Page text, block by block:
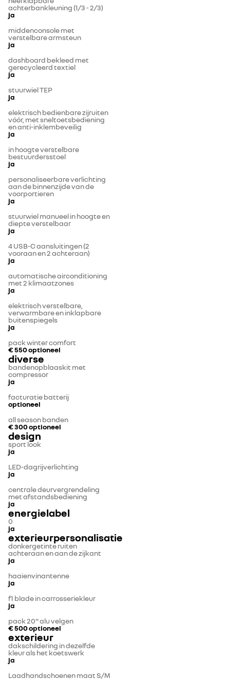
achterbankleuning (1/3 - 2/3)
ja
middenconsole met
verstelbare armsteun
ja
dashboard bekleed met
gerecycleerd textiel
ja
stuurwiel TEP
ja
elektrisch bedienbare zijruiten
vóór, met sneltoetsbediening
en anti-inklembeveilig
ja
in hoogte verstelbare
bestuurdersstoel
ja
personaliseerbare verlichting
aan de binnenzijde van de
voorportieren
ja
stuurwiel manueel in hoogte en
diepte verstelbaar
ja
4 USB-C aansluitingen (2
vooraan en 2 achteraan)
ja
automatische airconditioning
met 2 klimaatzones
ja
elektrisch verstelbare,
verwarmbare en inklapbare
buitenspiegels
ja
pack winter comfort
€ 550optioneel
diverse
bandenopblaaskit met
compressor
ja
facturatie batterij
optioneel
all season banden
€ 300optioneel
design
sport look
ja
LED-dagrijverlichting
ja
centrale deurvergrendeling
met afstandsbediening
ja
energielabel
0
ja
exterieurpersonalisatie
donkergetinte ruiten
achteraan en aan de zijkant
ja
haaienvinantenne
ja
f1 blade in carrosseriekleur
ja
pack 20" alu velgen
€ 500optioneel
exterieur
dakschildering in dezelfde
kleur als het koetswerk
ja
Laadhandschoenen maat S/M